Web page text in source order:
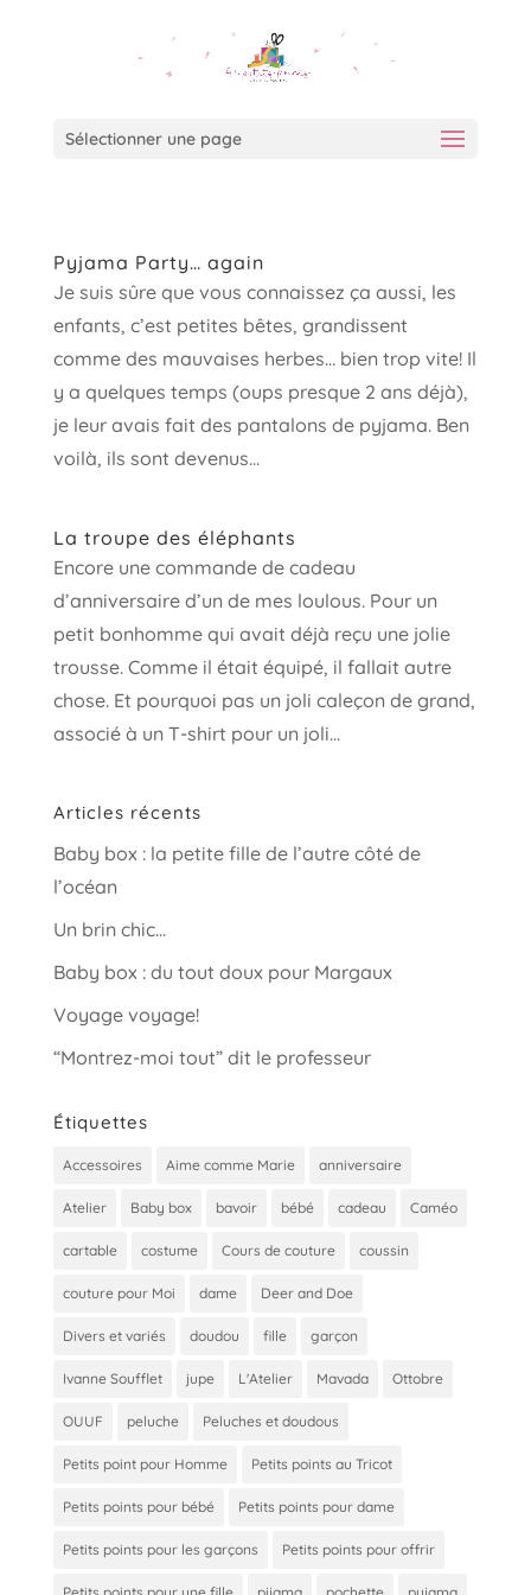
Sélectionner une page
Pyjama Party… again
Je suis sûre que vous connaissez ça aussi, les
enfants, c’est petites bêtes, grandissent
comme des mauvaises herbes… bien trop vite! Il
y a quelques temps (oups presque 2 ans déjà),
je leur avais fait des pantalons de pyjama. Ben
voilà, ils sont devenus...
La troupe des éléphants
Encore une commande de cadeau
d’anniversaire d’un de mes loulous. Pour un
petit bonhomme qui avait déjà reçu une jolie
trousse. Comme il était équipé, il fallait autre
chose. Et pourquoi pas un joli caleçon de grand,
associé à un T-shirt pour un joli...
Articles récents
Baby box : la petite fille de l’autre côté de
l’océan
Un brin chic…
Baby box : du tout doux pour Margaux
Voyage voyage!
“Montrez-moi tout” dit le professeur
Étiquettes
Accessoires Aime comme Marie anniversaire
Atelier Baby box bavoir bébé cadeau Caméo
cartable costume Cours de couture coussin
couture pour Moi dame Deer and Doe
Divers et variés doudou fille garçon
Ivanne Soufflet jupe L'Atelier Mavada Ottobre
OUUF peluche Peluches et doudous
Petits point pour Homme Petits points au Tricot
Petits points pour bébé Petits points pour dame
Petits points pour les garçons Petits points pour offrir